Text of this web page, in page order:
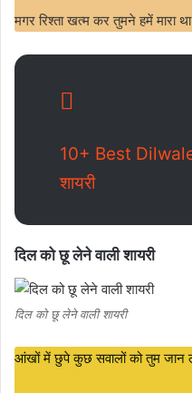
मगर रिश्ता खत्म कर तुमने हमें मारा
10+ Best
शायरी
दिल को छू लेने वाली शायरी
दिल को छू लेने वाली शायरी
आंखों में छुपे कुछ सवालों को तुम जान